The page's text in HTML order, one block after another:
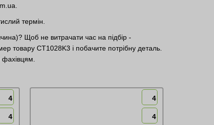
термін.
Щоб не витрачати час на підбір -
товару CT1028K3 і побачите потрібну деталь.
фахівцям.
4
4
4
4